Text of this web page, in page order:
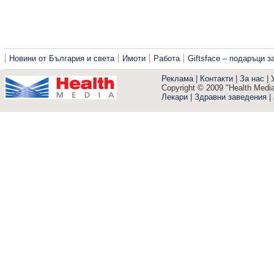
Новини от България и света Имоти Работа Giftsface – подаръци
Реклама| Контакти За нас
Copyright © 2009 "Health
Лекари
Здравни заведения